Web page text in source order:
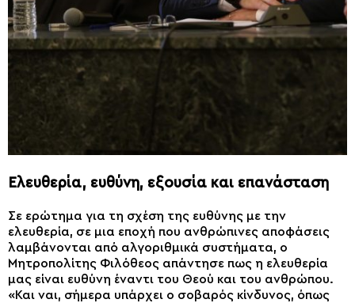
Ελευθερία, ευθύνη, εξουσία και επανάσταση
Σε ερώτημα για τη σχέση της ευθύνης με την
ελευθερία, σε μια εποχή που ανθρώπινες αποφάσεις
λαμβάνονται από αλγοριθμικά συστήματα, ο
Μητροπολίτης Φιλόθεος απάντησε πως η ελευθερία
μας είναι ευθύνη έναντι του Θεού και του ανθρώπου.
«Και ναι, σήμερα υπάρχει ο σοβαρός κίνδυνος, όπως